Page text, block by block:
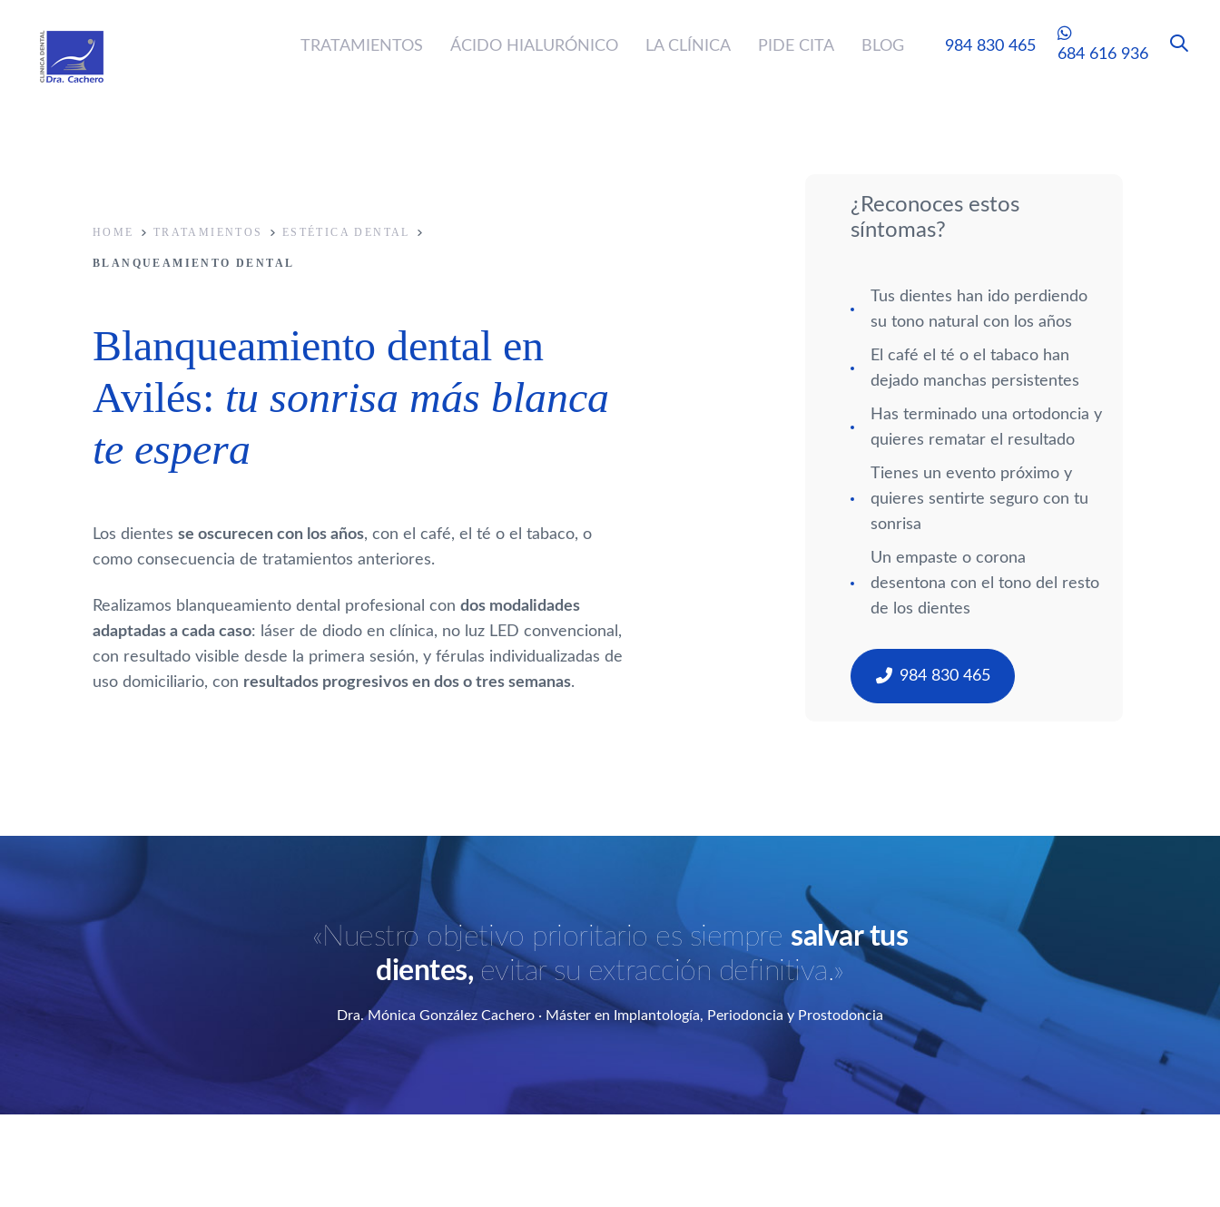
primary
navigation
TRATAMIENTOS ÁCIDO HIALURÓNICO LA CLÍNICA PIDE CITA BLOG 984 830 465 684 616 936
HOME TRATAMIENTOS ESTÉTICA DENTAL
BLANQUEAMIENTO DENTAL
Blanqueamiento dental en
Avilés: tu sonrisa más blanca
te espera
Los dientes se oscurecen con los años, con el café, el té o el tabaco, o
como consecuencia de tratamientos anteriores.
Realizamos blanqueamiento dental profesional con dos modalidades
adaptadas a cada caso: láser de diodo en clínica, no luz LED convencional,
con resultado visible desde la primera sesión, y férulas individualizadas de
uso domiciliario, con resultados progresivos en dos o tres semanas.
¿Reconoces estos
síntomas?
Tus dientes han ido perdiendo
su tono natural con los años
El café el té o el tabaco han
dejado manchas persistentes
Has terminado una ortodoncia y
quieres rematar el resultado
Tienes un evento próximo y
quieres sentirte seguro con tu
sonrisa
Un empaste o corona
desentona con el tono del resto
de los dientes
984 830 465
«Nuestro objetivo prioritario es siempre salvar tus
dientes, evitar su extracción definitiva.»
Dra. Mónica González Cachero · Máster en Implantología, Periodoncia y Prostodoncia